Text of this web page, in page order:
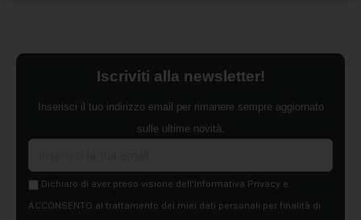
Iscriviti alla newsletter!
Inserisci il tuo indirizzo email per rimanere sempre aggiornato
sulle ultime novità.
Dichiaro di aver preso visione dell'Informativa Privacy e
ACCONSENTO al trattamento dei miei dati personali per finalità di